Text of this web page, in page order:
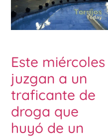
Este miércoles
juzgan a un
traficante de
droga que
huyó de un